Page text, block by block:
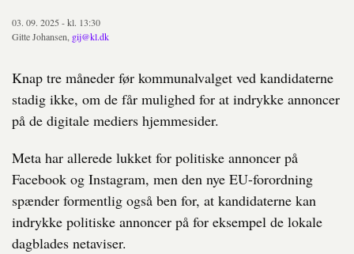
03. 09. 2025 - kl. 13:30
Gitte Johansen, gij@kl.dk
Knap tre måneder før kommunalvalget ved kandidaterne
stadig ikke, om de får mulighed for at indrykke annoncer
på de digitale mediers hjemmesider.
Meta har allerede lukket for politiske annoncer på
Facebook og Instagram, men den nye EU-forordning
spænder formentlig også ben for, at kandidaterne kan
indrykke politiske annoncer på for eksempel de lokale
dagblades netaviser.